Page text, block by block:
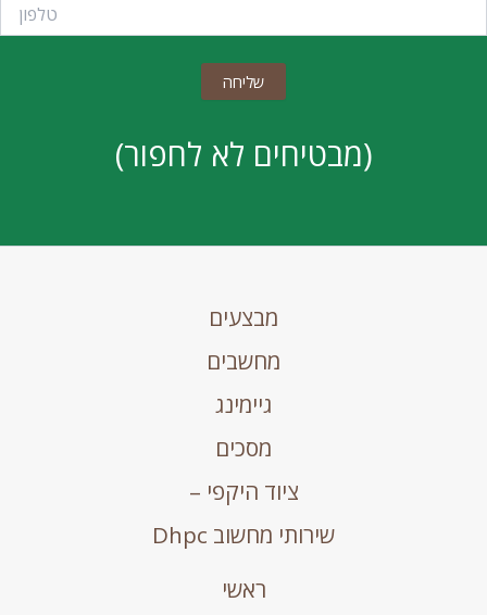
(מבטיחים לא לחפור)
מבצעים
מחשבים
גיימינג
מסכים
ציוד היקפי –
שירותי מחשוב Dhpc
ראשי